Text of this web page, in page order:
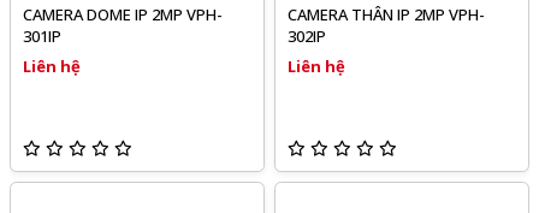
CAMERA DOME IP 2MP VPH-
301IP
Liên hệ
CAMERA THÂN IP 2MP VPH-
302IP
Liên hệ